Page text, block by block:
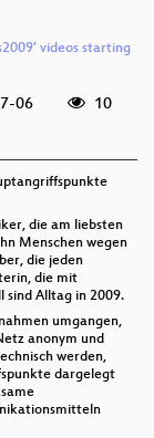
videos starting
06
10
die am liebsten
Menschen wegen
die jeden
die mit
sind Alltag in 2009.
umgangen,
anonym und
werden,
dargelegt